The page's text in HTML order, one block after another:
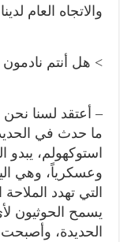
والاتجاه العام
> هل أنتم
– أعتقد لسنا
ما حدث في
استوكهولم، يبدو
وعسكرياً، وهي
التي تهدد
يسمح الحوثيون
الحديدة، وأصبحت